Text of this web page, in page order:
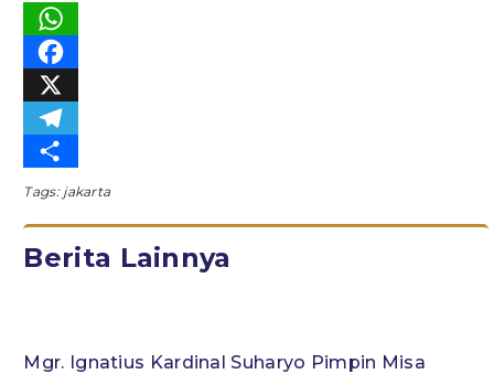
WhatsApp
Facebook
Telegram
Share
Tags: jakarta
Berita Lainnya
Mgr. Ignatius Kardinal Suharyo Pimpin Misa